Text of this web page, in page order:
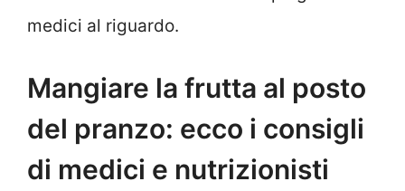
medici al riguardo.
Mangiare la frutta al posto
del pranzo: ecco i consigli
di medici e nutrizionisti